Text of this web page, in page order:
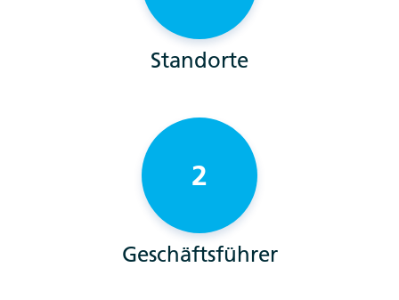
Standorte
2
Geschäftsführer